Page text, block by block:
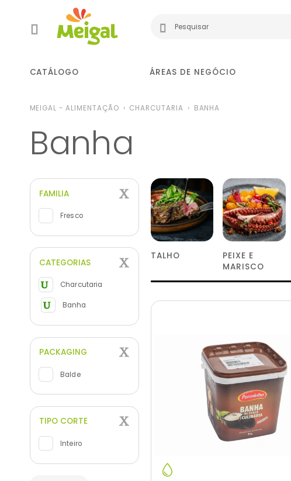
CATÁLOGO ÁREAS DE NEGÓCIO
MEIGAL - ALIMENTAÇÃO CHARCUTARIA BANHA
Banha
FAMILIA
Fresco
CATEGORIAS
Charcutaria
Banha
PACKAGING
Balde
TIPO CORTE
Inteiro
TALHO
PEIXE E
MARISCO